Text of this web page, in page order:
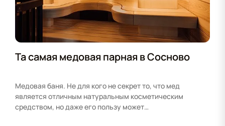
Та самая медовая парная в Сосново
Медовая баня. Не для кого не секрет то, что мед
является отличным натуральным косметическим
средством, но даже его пользу может…